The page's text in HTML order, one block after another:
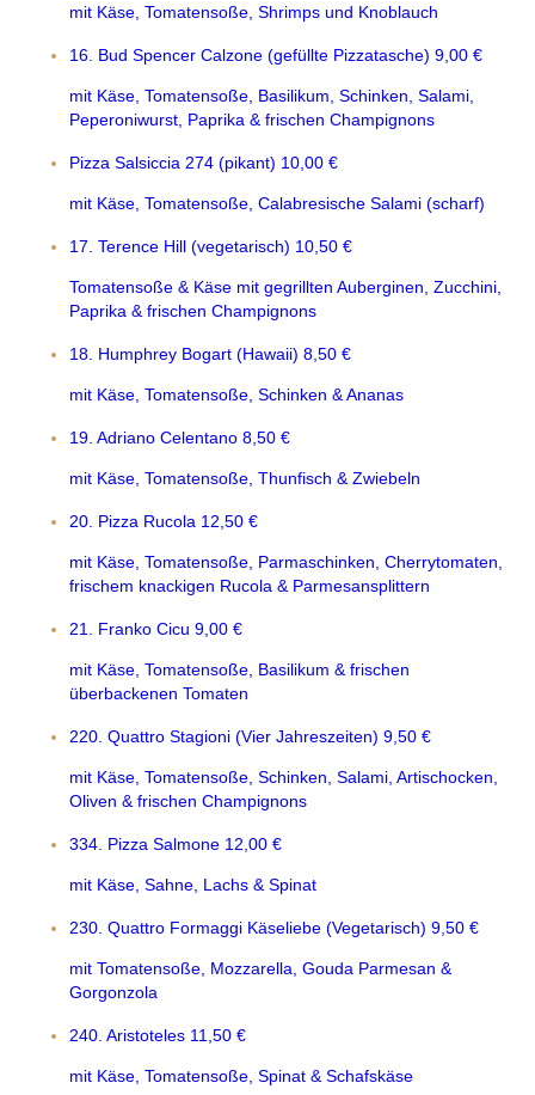
mit Käse, Tomatensoße, Shrimps und Knoblauch
16. Bud Spencer Calzone (gefüllte Pizzatasche) 9,00 €
mit Käse, Tomatensoße, Basilikum, Schinken, Salami,
Peperoniwurst, Paprika & frischen Champignons
Pizza Salsiccia 274 (pikant) 10,00 €
mit Käse, Tomatensoße, Calabresische Salami (scharf)
17. Terence Hill (vegetarisch) 10,50 €
Tomatensoße & Käse mit gegrillten Auberginen, Zucchini,
Paprika & frischen Champignons
18. Humphrey Bogart (Hawaii) 8,50 €
mit Käse, Tomatensoße, Schinken & Ananas
19. Adriano Celentano 8,50 €
mit Käse, Tomatensoße, Thunfisch & Zwiebeln
20. Pizza Rucola 12,50 €
mit Käse, Tomatensoße, Parmaschinken, Cherrytomaten,
frischem knackigen Rucola & Parmesansplittern
21. Franko Cicu 9,00 €
mit Käse, Tomatensoße, Basilikum & frischen
überbackenen Tomaten
220. Quattro Stagioni (Vier Jahreszeiten) 9,50 €
mit Käse, Tomatensoße, Schinken, Salami, Artischocken,
Oliven & frischen Champignons
334. Pizza Salmone 12,00 €
mit Käse, Sahne, Lachs & Spinat
230. Quattro Formaggi Käseliebe (Vegetarisch) 9,50 €
mit Tomatensoße, Mozzarella, Gouda Parmesan &
Gorgonzola
240. Aristoteles 11,50 €
mit Käse, Tomatensoße, Spinat & Schafskäse